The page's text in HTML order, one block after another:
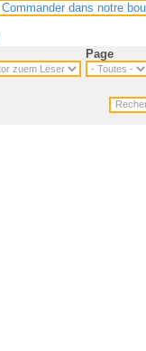
Commander dans notre
Page